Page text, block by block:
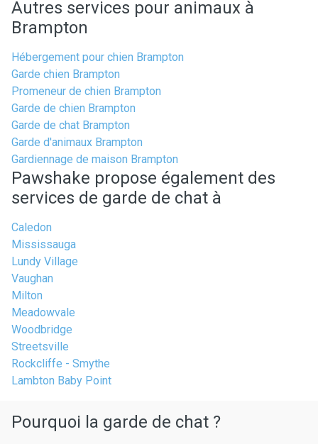
Autres services pour animaux à
Brampton
Hébergement pour chien Brampton
Garde chien Brampton
Promeneur de chien Brampton
Garde de chien Brampton
Garde de chat Brampton
Garde d'animaux Brampton
Gardiennage de maison Brampton
Pawshake propose également des
services de garde de chat à
Caledon
Mississauga
Lundy Village
Vaughan
Milton
Meadowvale
Woodbridge
Streetsville
Rockcliffe - Smythe
Lambton Baby Point
Pourquoi la garde de chat ?